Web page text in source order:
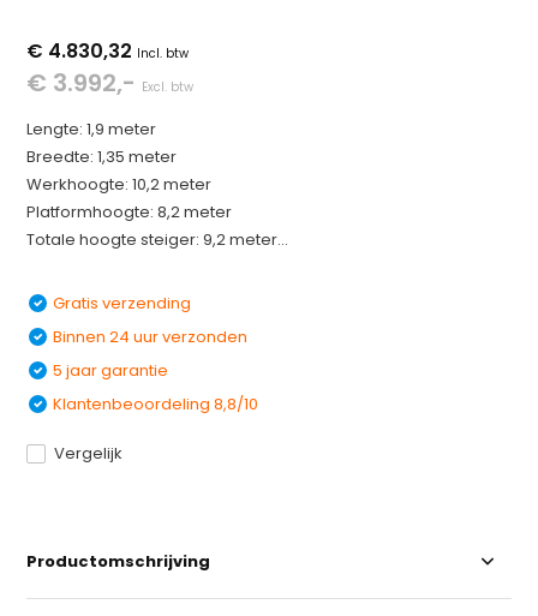
€ 4.830,32 Incl. btw
€ 3.992,- Excl. btw
Lengte: 1,9 meter
Breedte: 1,35 meter
Werkhoogte: 10,2 meter
Platformhoogte: 8,2 meter
Totale hoogte steiger: 9,2 meter...
Gratis verzending
Binnen 24 uur verzonden
5 jaar garantie
Klantenbeoordeling 8,8/10
Vergelijk
Productomschrijving